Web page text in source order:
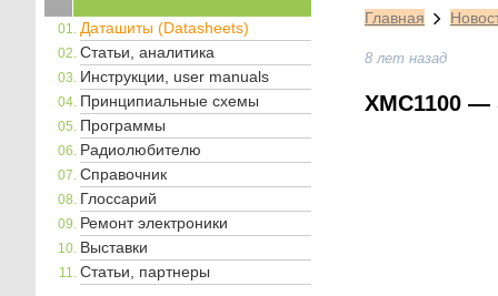
Даташиты (Datasheets)
Статьи, аналитика
Инструкции, user manuals
Принципиальные схемы
Программы
Радиолюбителю
Справочник
Глоссарий
Ремонт электроники
Выставки
Статьи, партнеры
Главная
8 лет назад
XMC1100 —